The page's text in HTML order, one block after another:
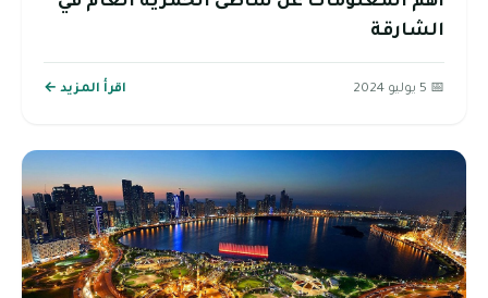
الشارقة
📅 5 يوليو 2024 اقرأ المزيد ←